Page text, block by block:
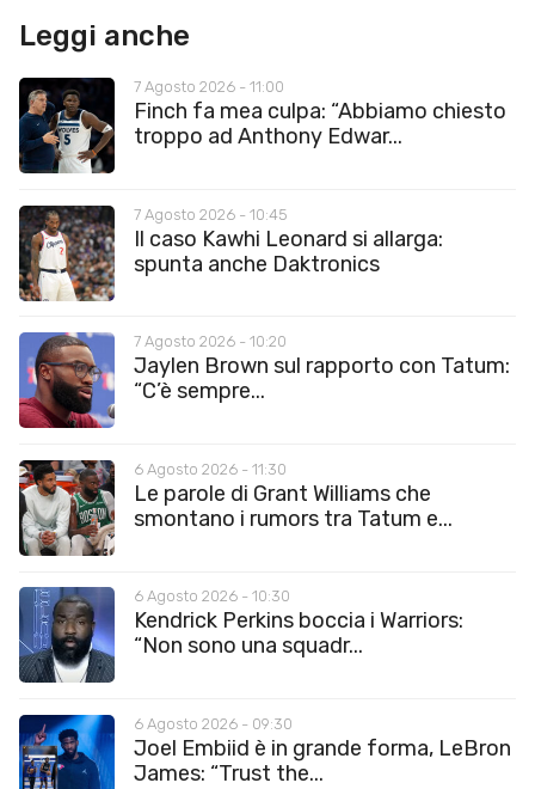
Leggi anche
7 Agosto 2026 - 11:00
Finch fa mea culpa: “Abbiamo chiesto
troppo ad Anthony Edwar...
7 Agosto 2026 - 10:45
Il caso Kawhi Leonard si allarga:
spunta anche Daktronics
7 Agosto 2026 - 10:20
Jaylen Brown sul rapporto con Tatum:
“C’è sempre...
6 Agosto 2026 - 11:30
Le parole di Grant Williams che
smontano i rumors tra Tatum e...
6 Agosto 2026 - 10:30
Kendrick Perkins boccia i Warriors:
“Non sono una squadr...
6 Agosto 2026 - 09:30
Joel Embiid è in grande forma, LeBron
James: “Trust the...